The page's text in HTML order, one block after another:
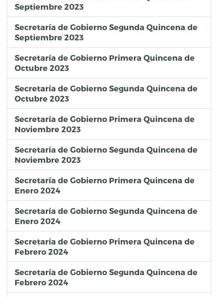
Septiembre 2023
Secretaría de Gobierno Segunda Quincena de
Septiembre 2023
Secretaría de Gobierno Primera Quincena de
Octubre 2023
Secretaría de Gobierno Segunda Quincena de
Octubre 2023
Secretaría de Gobierno Primera Quincena de
Noviembre 2023
Secretaría de Gobierno Segunda Quincena de
Noviembre 2023
Secretaría de Gobierno Primera Quincena de
Enero 2024
Secretaría de Gobierno Segunda Quincena de
Enero 2024
Secretaría de Gobierno Primera Quincena de
Febrero 2024
Secretaría de Gobierno Segunda Quincena de
Febrero 2024